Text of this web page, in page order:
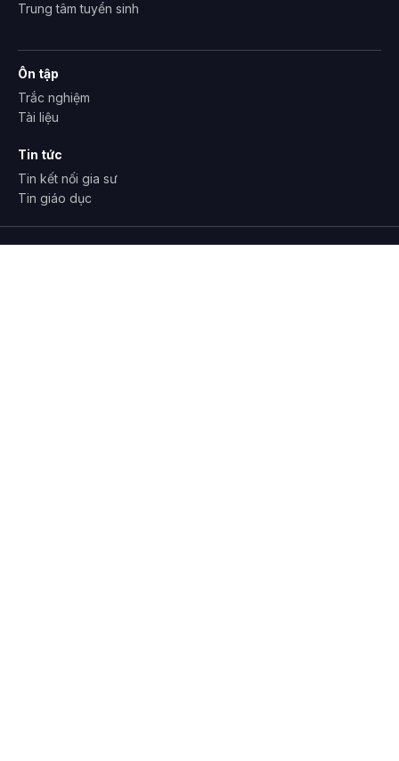
Trung tâm tuyển sinh
Ôn tập
Trắc nghiệm
Tài liệu
Tin tức
Tin kết nối gia sư
Tin giáo dục